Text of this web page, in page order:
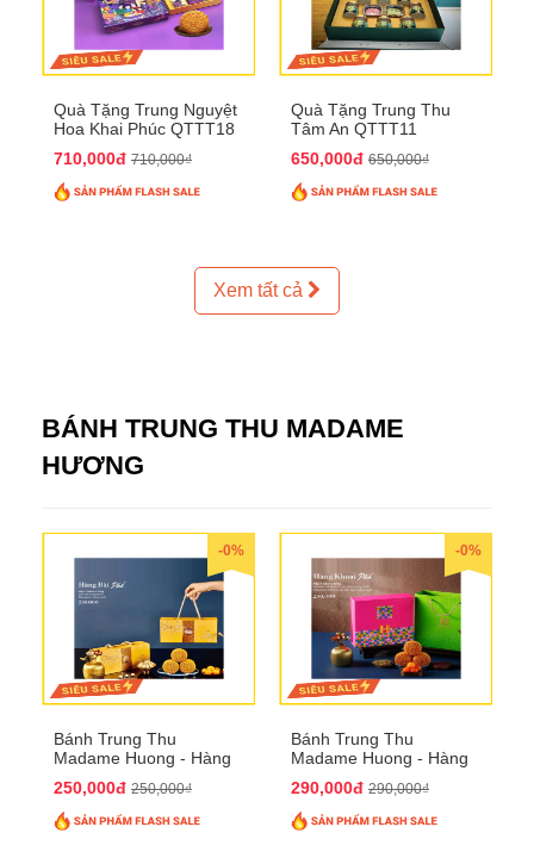
Quà Tặng Trung Nguyệt
Hoa Khai Phúc QTTT18
710,000đ 710,000₫
Quà Tặng Trung Thu
Tâm An QTTT11
650,000đ 650,000₫
Xem tất cả
BÁNH TRUNG THU MADAME
HƯƠNG
-0%
Bánh Trung Thu
Madame Huong - Hàng
250,000đ 250,000₫
-0%
Bánh Trung Thu
Madame Huong - Hàng
290,000đ 290,000₫